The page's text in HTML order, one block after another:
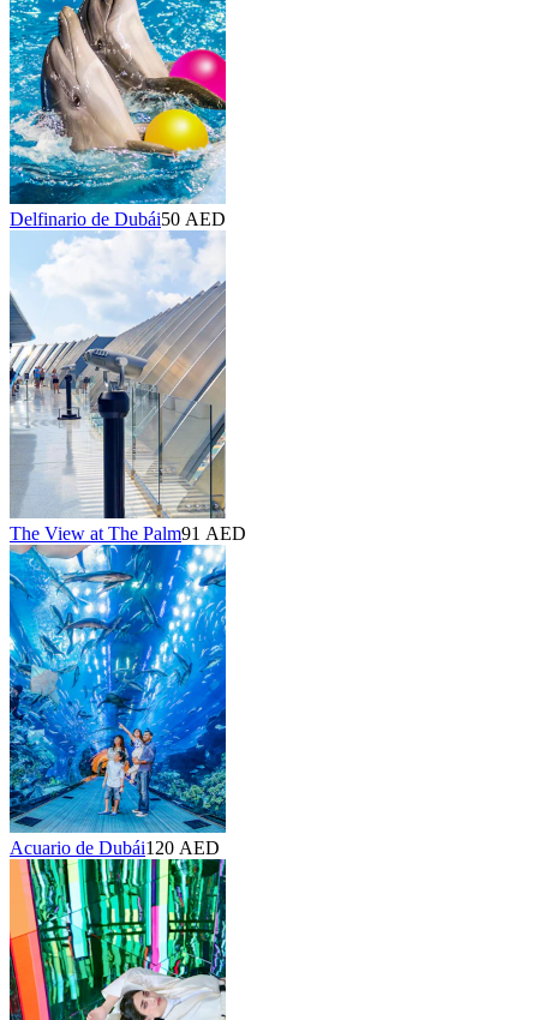
Delfinario de Dubái50 AED
The View at The Palm91 AED
Acuario de Dubái120 AED